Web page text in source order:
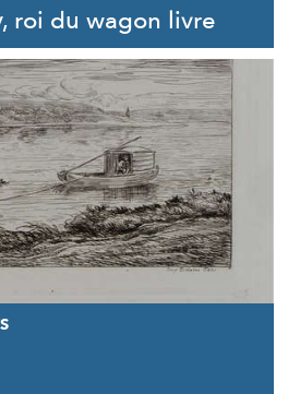
roi du wagon livre